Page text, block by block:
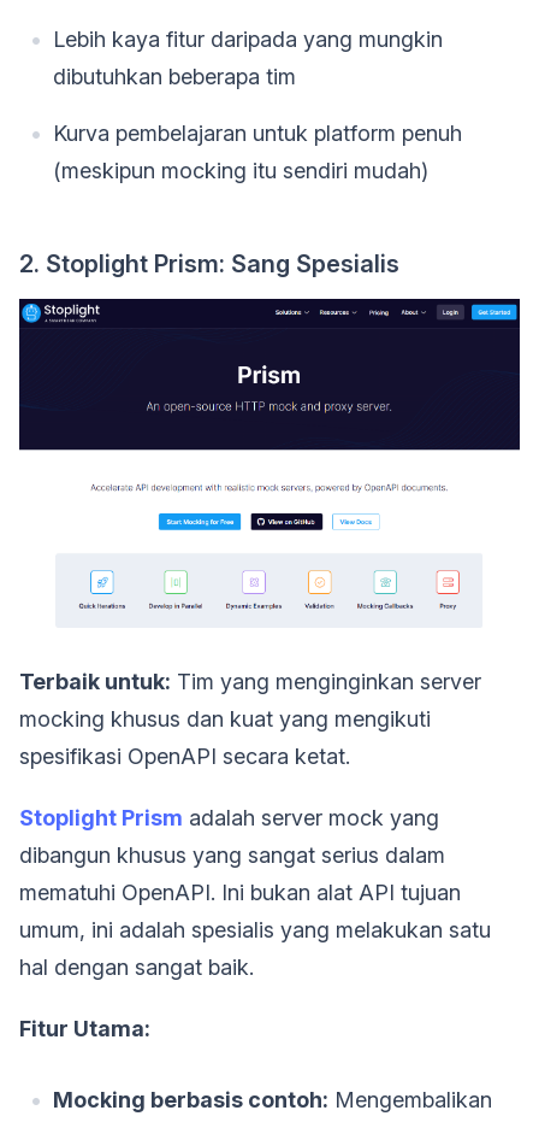
Lebih kaya fitur daripada yang mungkin
dibutuhkan beberapa tim
Kurva pembelajaran untuk platform penuh
(meskipun mocking itu sendiri mudah)
2. Stoplight Prism: Sang Spesialis
Terbaik untuk: Tim yang menginginkan server
mocking khusus dan kuat yang mengikuti
spesifikasi OpenAPI secara ketat.
Stoplight Prism adalah server mock yang
dibangun khusus yang sangat serius dalam
mematuhi OpenAPI. Ini bukan alat API tujuan
umum, ini adalah spesialis yang melakukan satu
hal dengan sangat baik.
Fitur Utama:
Mocking berbasis contoh: Mengembalikan